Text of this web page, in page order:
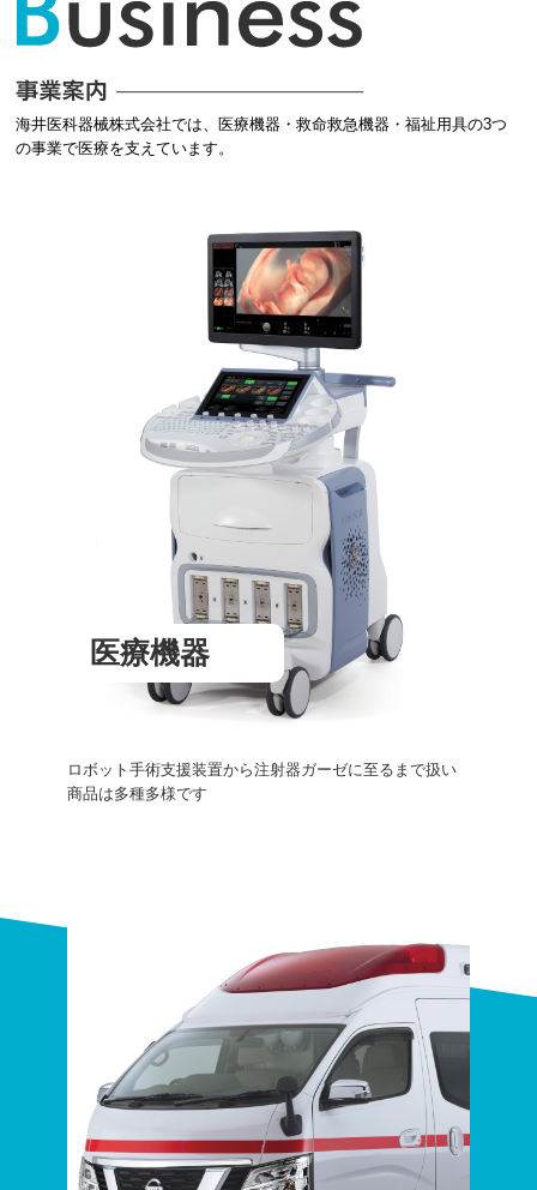
海井医科器械株式会社では、医療機器・救命救急機器・福祉用具の3つ
の事業で医療を支えています。
医療機器
ロボット手術支援装置から注射器ガーゼに至るまで扱い
商品は多種多様です